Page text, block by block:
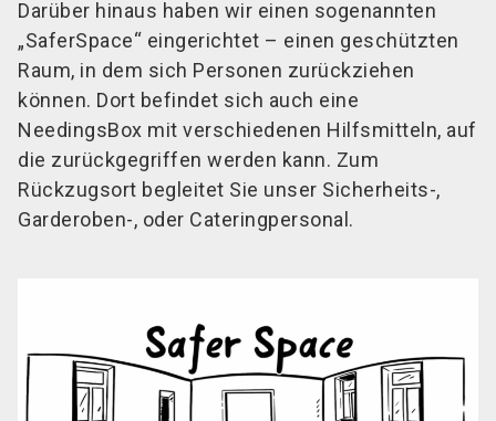
Darüber hinaus haben wir einen sogenannten
„SaferSpace“ eingerichtet – einen geschützten
Raum, in dem sich Personen zurückziehen
können. Dort befindet sich auch eine
NeedingsBox mit verschiedenen Hilfsmitteln, auf
die zurückgegriffen werden kann. Zum
Rückzugsort begleitet Sie unser Sicherheits-,
Garderoben-, oder Cateringpersonal.